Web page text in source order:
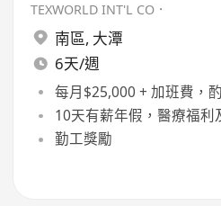
TEXWORLD INT'L CO．
南區, 大潭
6天/週
每月$25,000 + 加班費，
10天有薪年假，醫療福利
勤工獎勵